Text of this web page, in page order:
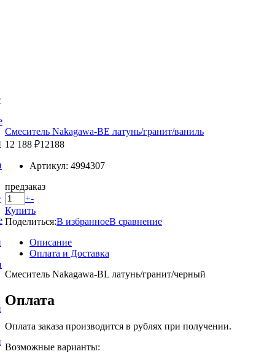
Смеситель Nakagawa-BE латунь/гранит/ваниль
12 188 ₽12188
Артикул: 4994307
предзаказ
+-
Купить
Поделиться:В избранноеВ сравнение
Описание
Оплата и Доставка
Смеситель Nakagawa-BL латунь/гранит/черный
Оплата
Оплата заказа производится в рублях при получении.
Возможные варианты: